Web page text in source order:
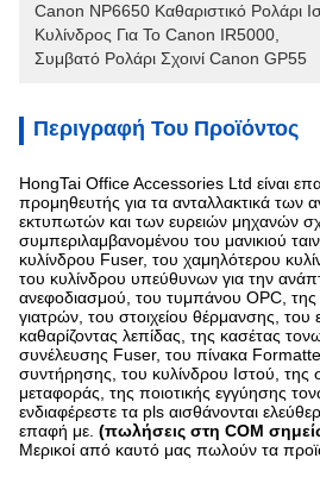
Canon NP6650 Καθαριστικό Ρολάρι
Κυλίνδρος Για Το Canon IR5000
Συμβατό Ρολάρι Σχοινί Canon GP55
Περιγραφή Του Προϊόντος
HongTai Office Accessories Ltd είναι
προμηθευτής για τα ανταλλακτικά των
εκτυπωτών και των ευρειών μηχανών
συμπεριλαμβανομένου του μανικιού
κυλίνδρου Fuser, του χαμηλότερου
του κυλίνδρου υπεύθυνων για την
ανεφοδιασμού, του τυμπάνου OPC, της
γιατρών, του στοιχείου θέρμανσης, του
καθαρίζοντας λεπίδας, της κασέτας
συνέλευσης Fuser, του πίνακα
συντήρησης, του κυλίνδρου Ιστού, της
μεταφοράς, της ποιοτικής εγγύησης
ενδιαφέρεστε τα pls αισθάνονται
επαφή με. (πωλήσεις στη COM
Μερικοί από καυτό μας πωλούν τα